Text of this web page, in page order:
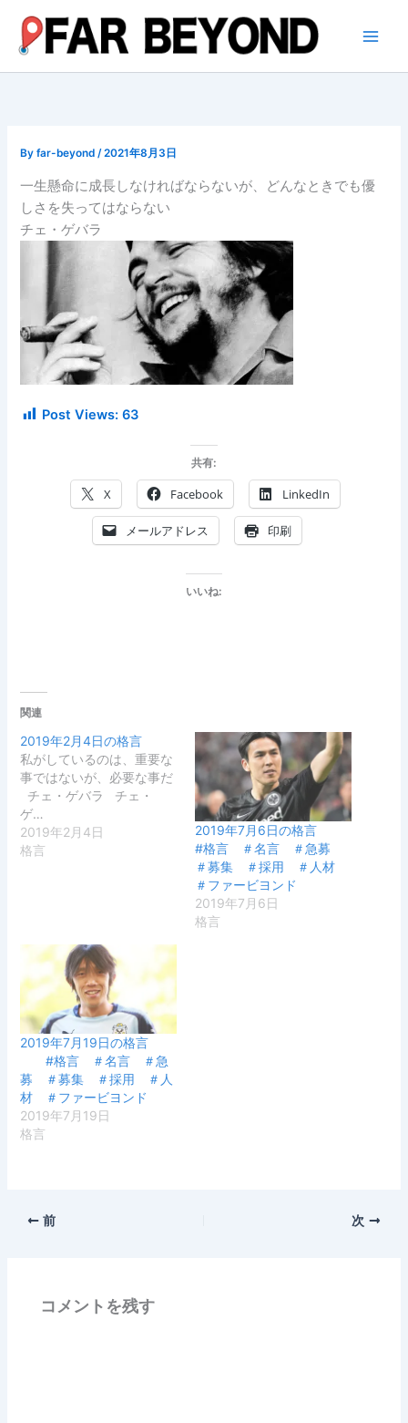
ス
Byfar-beyond/2021年8月3日
一生懸命に成長しなければならないが、どんなときでも優
しさを失ってはならない
チェ・ゲバラ
Post Views: 63
共有:
X Facebook LinkedIn
メールアドレス 印刷
いいね:
関連
2019年2月4日の格言
私がしているのは、重要な
事ではないが、必要な事だ
チェ・ゲバラ チェ・
ゲ…
2019年2月4日
格言
2019年7月6日の格言
#格言 ＃名言 ＃急募
＃募集 ＃採用 ＃人材
＃ファービヨンド
2019年7月6日
格言
2019年7月19日の格言
#格言 ＃名言 ＃急
募 ＃募集 ＃採用 ＃人
材 ＃ファービヨンド
2019年7月19日
格言
前 次
コメントを残す